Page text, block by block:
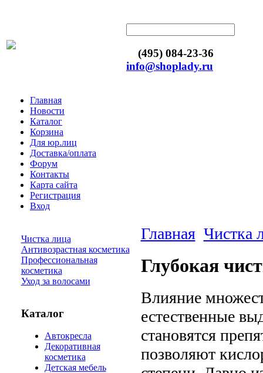
(495) 084-23-36
info@shoplady.ru
Главная
Новости
Каталог
Корзина
Для юр.лиц
Доставка/оплата
Форум
Контакты
Карта сайта
Регистрация
Вход
Чистка лица
Антивозрастная косметика
Профессиональная
косметика
Уход за волосами
Каталог
Автокресла
Декоративная
косметика
Детская мебель
Главная Чистка
Глубокая
Влияние
естественные
становятся
позволяют